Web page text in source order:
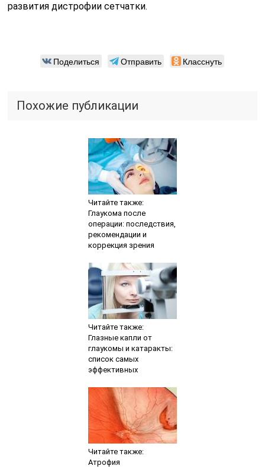
развития дистрофии сетчатки.
Поделиться Отправить Класснуть
Похожие публикации
Читайте также:
Глаукома после
операции: последствия,
рекомендации и
коррекция зрения
Читайте также:
Глазные капли от
глаукомы и катаракты:
список самых
эффективных
Читайте также:
Атрофия